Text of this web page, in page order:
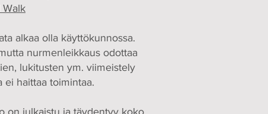
Walk
alkaa olla käyttökunnossa.
nurmenleikkaus odottaa
lukitusten ym. viimeistely
ei haittaa toimintaa.
on julkaistu ja täydentyy koko